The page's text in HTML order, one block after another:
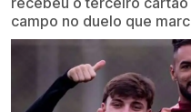
campo no duelo que